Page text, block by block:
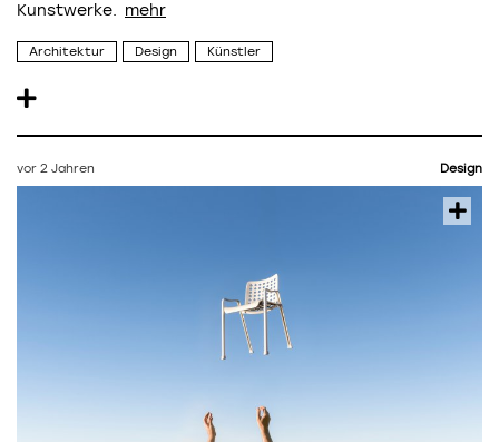
Kunstwerke.
Architektur Design Künstler
vor 2 Jahren Design